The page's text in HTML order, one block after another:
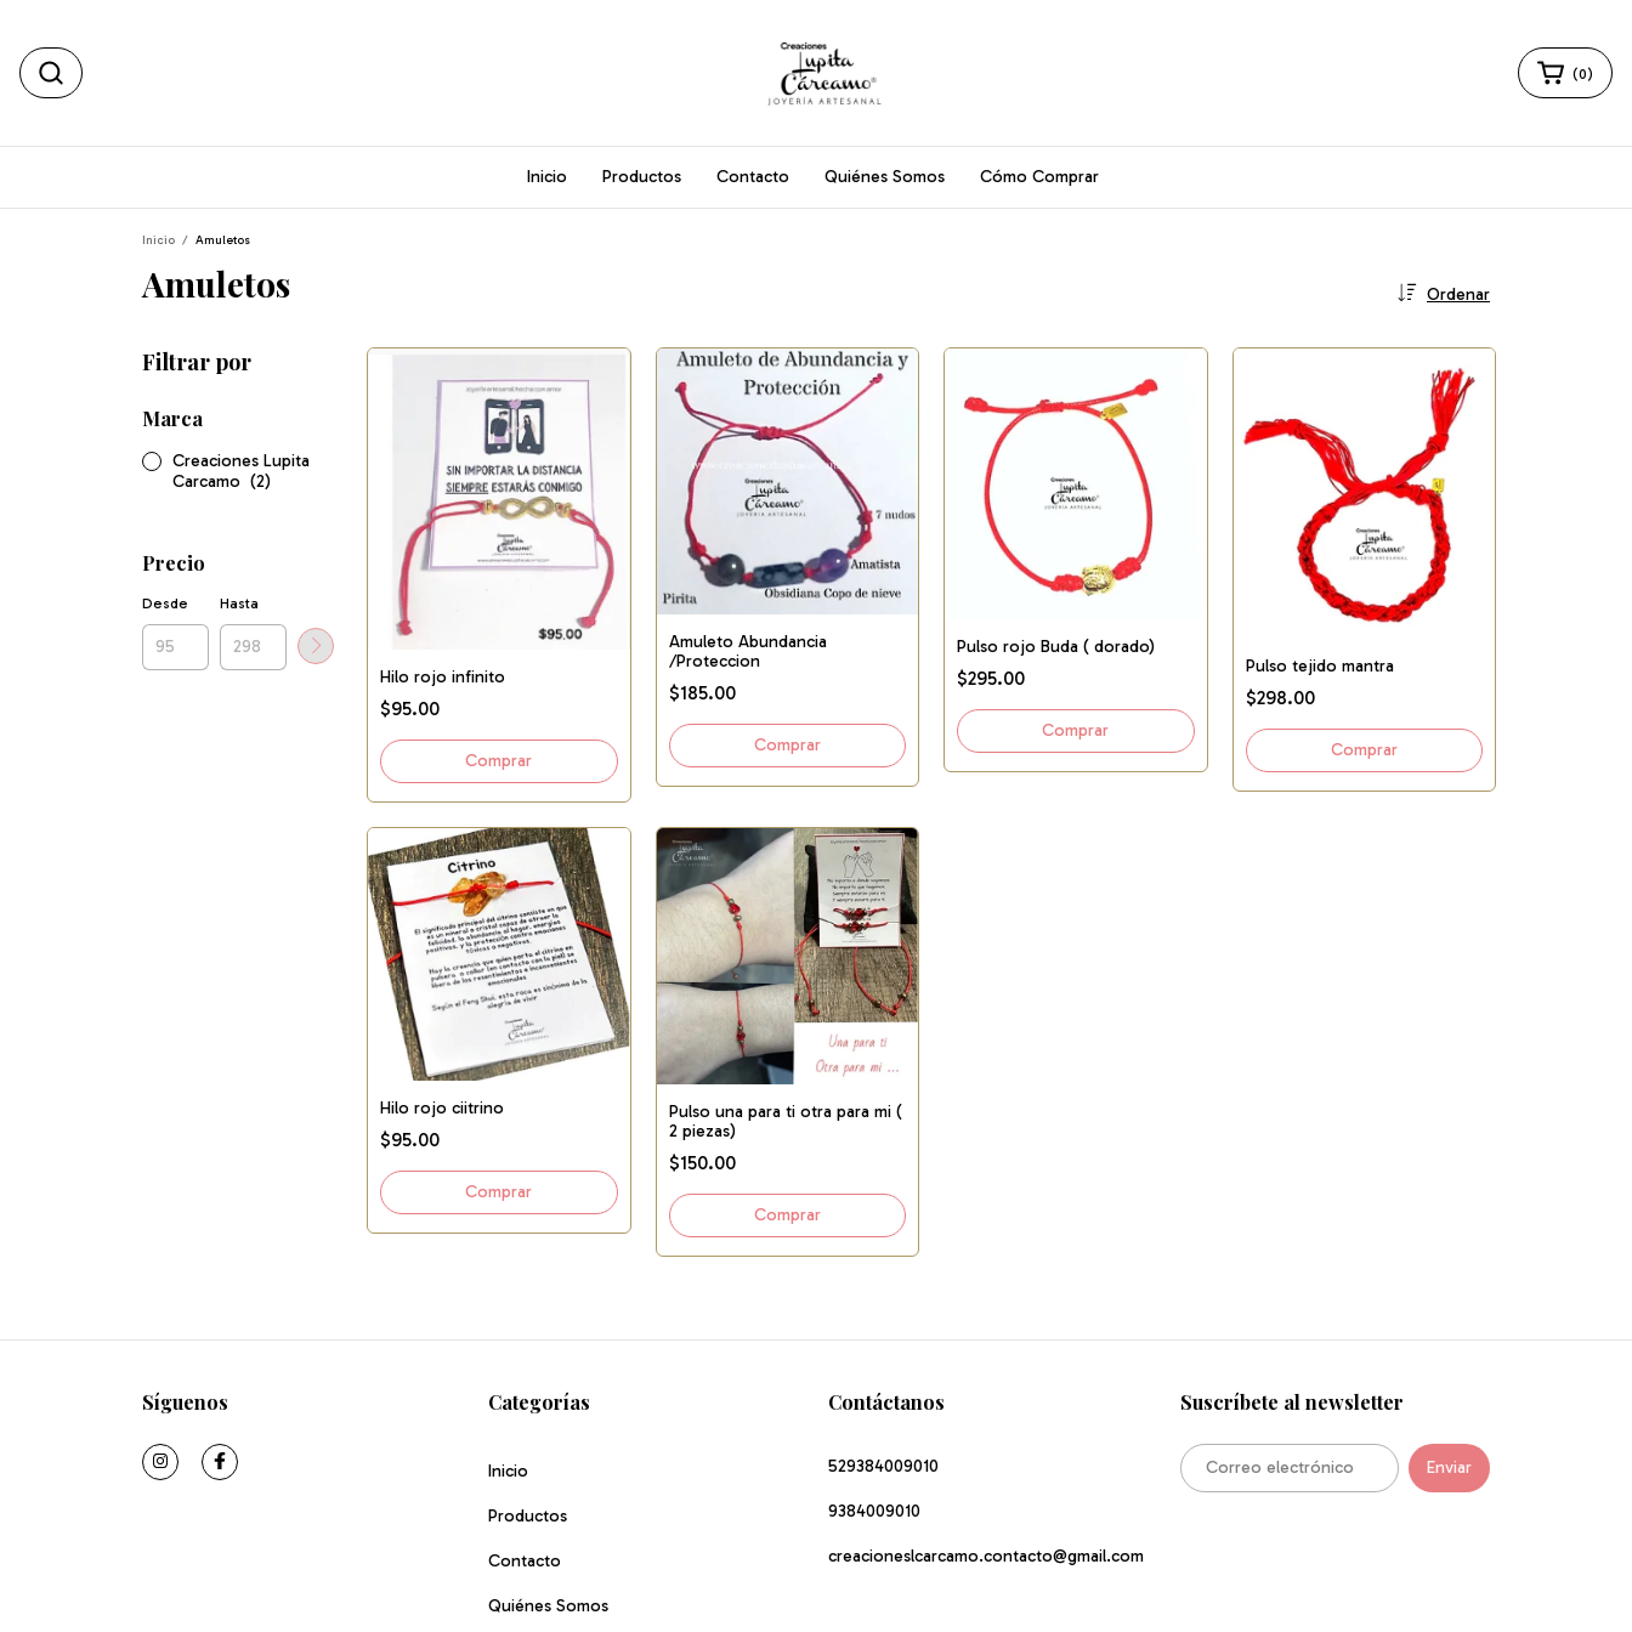
(0)
Inicio Productos Contacto Quiénes Somos Cómo Comprar
Inicio / Amuletos
Amuletos Ordenar
Filtrar por
Marca
Creaciones Lupita
Carcamo (2)
Precio
Desde Hasta
Hilo rojo infinito
$95.00
Amuleto Abundancia
/Proteccion
$185.00
Pulso rojo Buda ( dorado)
$295.00
Pulso tejido mantra
$298.00
Hilo rojo ciitrino
$95.00
Pulso una para ti otra para mi (
2 piezas)
$150.00
Síguenos Categorías
Inicio
Productos
Contacto
Quiénes Somos
Contáctanos
529384009010
9384009010
creacioneslcarcamo.contacto@gmail.com
Suscríbete al newsletter